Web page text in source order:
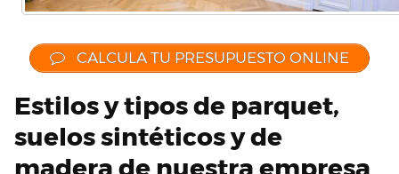
CALCULA TU PRESUPUESTO ONLINE
Estilos y tipos de parquet,
suelos sintéticos y de
madera de nuestra empresa